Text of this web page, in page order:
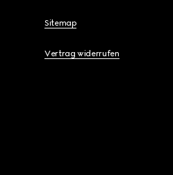
Sitemap
Vertrag widerrufen